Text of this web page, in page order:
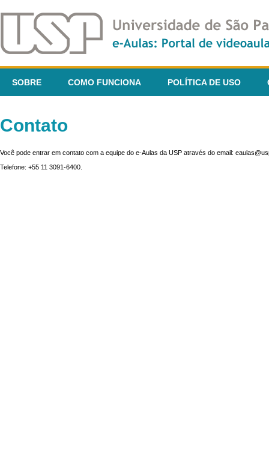
SOBRE COMO FUNCIONA POLÍTICA DE USO
Contato
Você pode entrar em contato com a equipe do e-Aulas da USP através do email:
Telefone: +55 11 3091-6400.